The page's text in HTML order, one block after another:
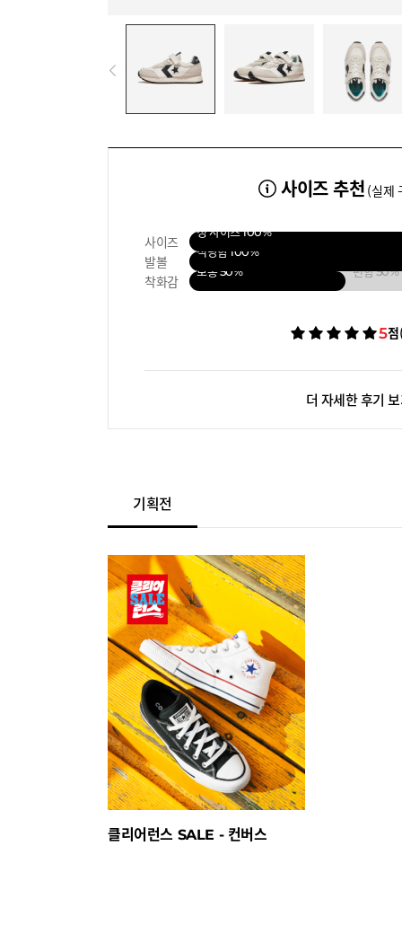
사이즈 추천 (실제
사이즈
정 사이즈100%
발볼
적당함 100%
착화감
보통50% 편함50%
5점
더 자세한 후기
기획전
클리어런스 SALE - 컨버스